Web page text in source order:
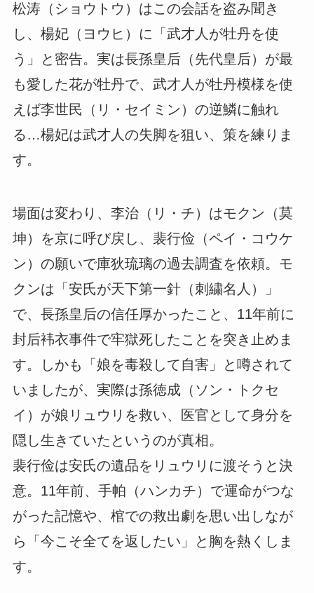
松涛（ショウトウ）はこの会話を盗み聞き
し、楊妃（ヨウヒ）に「武才人が牡丹を使
う」と密告。実は長孫皇后（先代皇后）が最
も愛した花が牡丹で、武才人が牡丹模様を使
えば李世民（リ・セイミン）の逆鱗に触れ
る…楊妃は武才人の失脚を狙い、策を練りま
す。
場面は変わり、李治（リ・チ）はモクン（莫
坤）を京に呼び戻し、裴行俭（ペイ・コウケ
ン）の願いで庫狄琉璃の過去調査を依頼。モ
クンは「安氏が天下第一針（刺繍名人）」
で、長孫皇后の信任厚かったこと、11年前に
封后袆衣事件で牢獄死したことを突き止めま
す。しかも「娘を毒殺して自害」と噂されて
いましたが、実際は孫徳成（ソン・トクセ
イ）が娘リュウリを救い、医官として身分を
隠し生きていたというのが真相。
裴行俭は安氏の遺品をリュウリに渡そうと決
意。11年前、手帕（ハンカチ）で運命がつな
がった記憶や、棺での救出劇を思い出しなが
ら「今こそ全てを返したい」と胸を熱くしま
す。